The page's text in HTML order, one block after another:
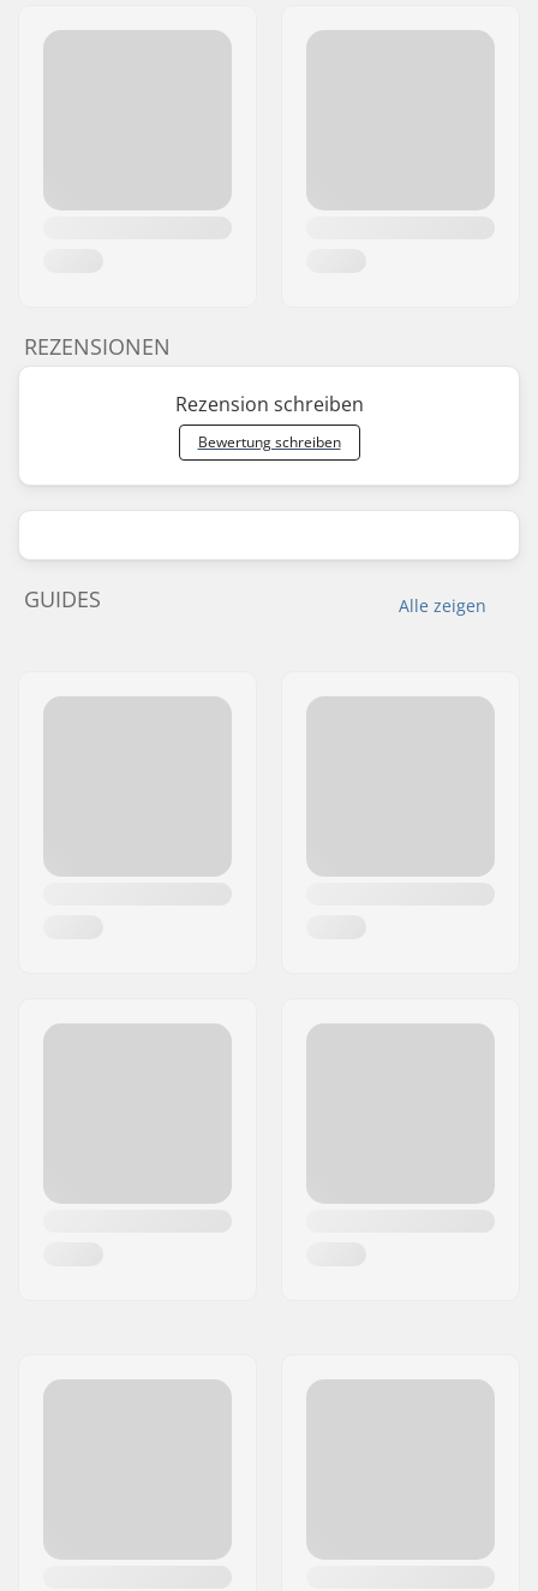
REZENSIONEN
Rezension schreiben
Bewertung schreiben
Alle zeigen
GUIDES